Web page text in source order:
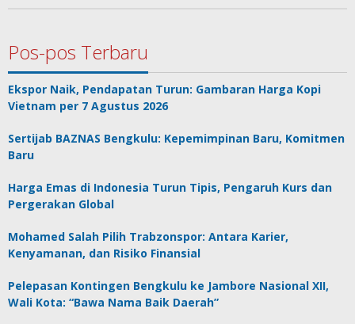
Pos-pos Terbaru
Ekspor Naik, Pendapatan Turun: Gambaran Harga Kopi
Vietnam per 7 Agustus 2026
Sertijab BAZNAS Bengkulu: Kepemimpinan Baru, Komitmen
Baru
Harga Emas di Indonesia Turun Tipis, Pengaruh Kurs dan
Pergerakan Global
Mohamed Salah Pilih Trabzonspor: Antara Karier,
Kenyamanan, dan Risiko Finansial
Pelepasan Kontingen Bengkulu ke Jambore Nasional XII,
Wali Kota: “Bawa Nama Baik Daerah”